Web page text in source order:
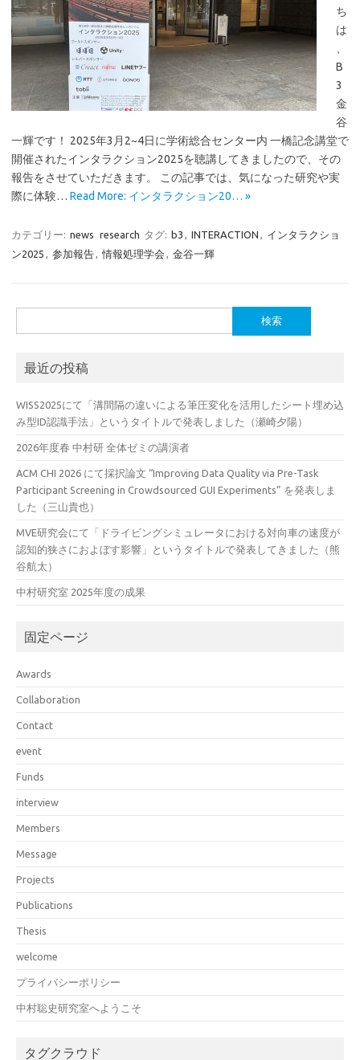
ち
は
B
3
金
谷
一輝です！ 2025年3月2~4日に学術総合センター内 一橋記念講堂で
開催されたインタラクション2025を聴講してきましたので、その
報告をさせていただきます。 この記事では、気になった研究や実
際に体験… Read More: インタラクション20… »
カテゴリー: news research タグ: b3 , INTERACTION , インタラクショ
ン2025 , 参加報告, 情報処理学会 , 金谷一輝
索:
最近の投稿
WISS2025にて「溝間隔の違いによる筆圧変化を活用したシート埋め込
み型ID認識手法」というタイトルで発表しました（瀬崎夕陽）
2026年度春 中村研 全体ゼミの講演者
ACM CHI 2026 にて採択論文 “Improving Data Quality via Pre-Task
Participant Screening in Crowdsourced GUI Experiments” を発表しま
した（三山貴也）
MVE研究会にて「ドライビングシミュレータにおける対向車の速度が
認知的狭さにおよぼす影響」というタイトルで発表してきました（熊
谷航太）
中村研究室 2025年度の成果
固定ページ
Awards
Collaboration
Contact
event
Funds
interview
Members
Message
Projects
Publications
Thesis
welcome
プライバシーポリシー
中村聡史研究室へようこそ
タグクラウド